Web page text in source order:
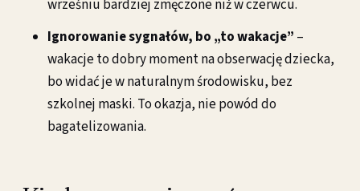
wrześniu bardziej zmęczone niż w czerwcu.
Ignorowanie sygnałów, bo „to wakacje” –
wakacje to dobry moment na obserwację dziecka,
bo widać je w naturalnym środowisku, bez
szkolnej maski. To okazja, nie powód do
bagatelizowania.